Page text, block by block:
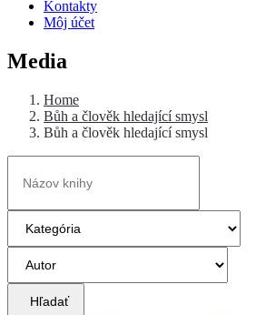
Kontakty
Môj účet
Media
Home
Bůh a člověk hledající smysl
Bůh a člověk hledající smysl
Hľadať